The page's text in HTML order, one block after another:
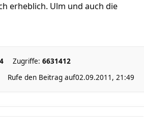
erheblich. Ulm und auch die
Zugriffe: 6631412
02.09.2011, 21:49
Rufe den Beitrag auf